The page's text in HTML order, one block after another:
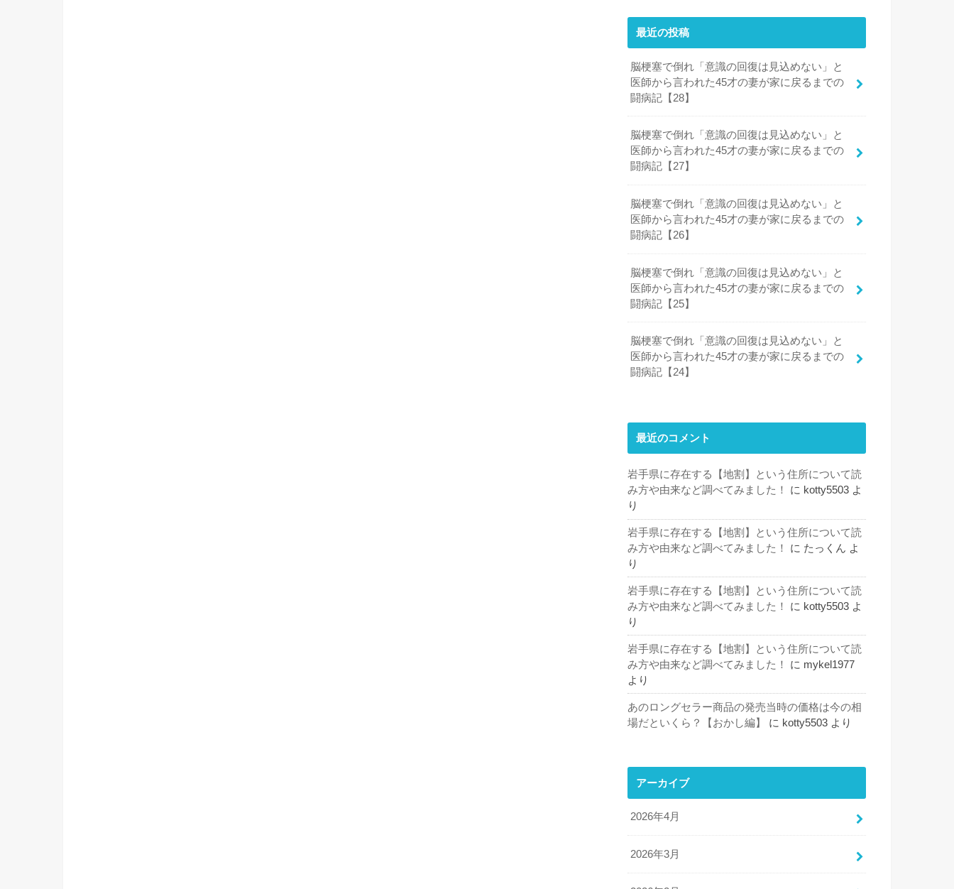
最近の投稿
脳梗塞で倒れ「意識の回復は見込めない」と
医師から言われた45才の妻が家に戻るまでの
闘病記【28】
脳梗塞で倒れ「意識の回復は見込めない」と
医師から言われた45才の妻が家に戻るまでの
闘病記【27】
脳梗塞で倒れ「意識の回復は見込めない」と
医師から言われた45才の妻が家に戻るまでの
闘病記【26】
脳梗塞で倒れ「意識の回復は見込めない」と
医師から言われた45才の妻が家に戻るまでの
闘病記【25】
脳梗塞で倒れ「意識の回復は見込めない」と
医師から言われた45才の妻が家に戻るまでの
闘病記【24】
最近のコメント
岩手県に存在する【地割】という住所について読
み方や由来など調べてみました！
に kotty5503 よ
り
岩手県に存在する【地割】という住所について読
み方や由来など調べてみました！
に たっくん よ
り
岩手県に存在する【地割】という住所について読
み方や由来など調べてみました！
に kotty5503 よ
り
岩手県に存在する【地割】という住所について読
み方や由来など調べてみました！
に mykel1977
より
あのロングセラー商品の発売当時の価格は今の相
場だといくら？【おかし編】
に kotty5503 より
アーカイブ
2026年4月
2026年3月